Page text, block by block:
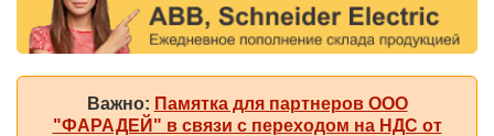
Важно: Памятка для партнеров ООО
"ФАРАДЕЙ" в связи с переходом на НДС от